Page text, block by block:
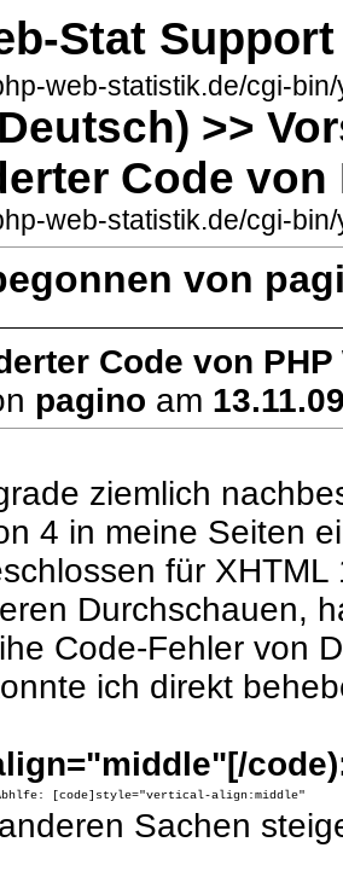
Stat
web-statistik.de/cgi-
>>
Code von
web-statistik.de/cgi-
von
Code von PHP
pagino am
ziemlich
4 in meine Seiten
für XHTML
Durchschauen,
Code-Fehler von
ich direkt
[code]style="vertical-align:middle"
Sachen